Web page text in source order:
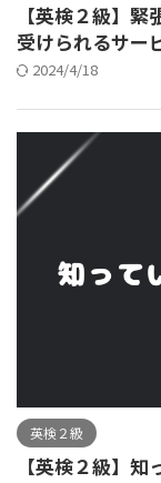
【英検２級】
受けられるサー
2024/4/18
英検２級
【英検２級】